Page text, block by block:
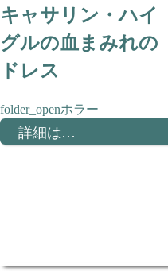
キャサリン・ハイ
グルの血まみれの
ドレス
ホラー
詳細は…